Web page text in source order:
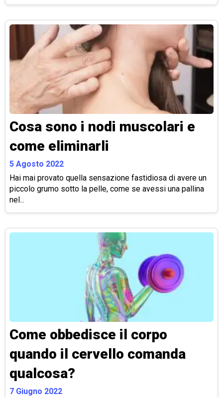
Cosa sono i nodi muscolari e
come eliminarli
5 Agosto 2022
Hai mai provato quella sensazione fastidiosa di avere un
piccolo grumo sotto la pelle, come se avessi una pallina
nel...
Come obbedisce il corpo
quando il cervello comanda
qualcosa?
7 Giugno 2022